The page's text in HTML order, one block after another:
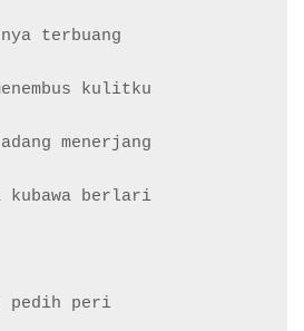
terbuang
kulitku
menerjang
kubawa berlari
pedih peri